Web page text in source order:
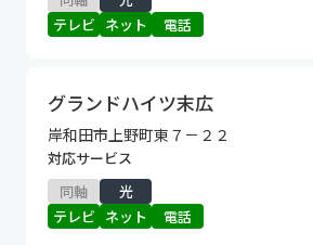
テレビ ネット 電話
グランドハイツ末広
岸和田市上野町東７－２２
対応サービス
同軸
光
テレビ ネット 電話